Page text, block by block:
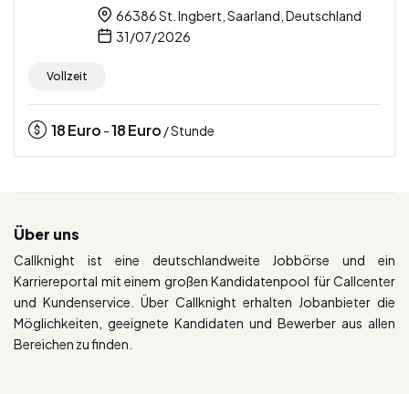
66386 St. Ingbert, Saarland, Deutschland
31/07/2026
Vollzeit
18Euro -18Euro / Stunde
Über uns
Callknight ist eine deutschlandweite Jobbörse und ein
Karriereportal mit einem großen Kandidatenpool für Callcenter
und Kundenservice. Über Callknight erhalten Jobanbieter die
Möglichkeiten, geeignete Kandidaten und Bewerber aus allen
Bereichen zu finden.